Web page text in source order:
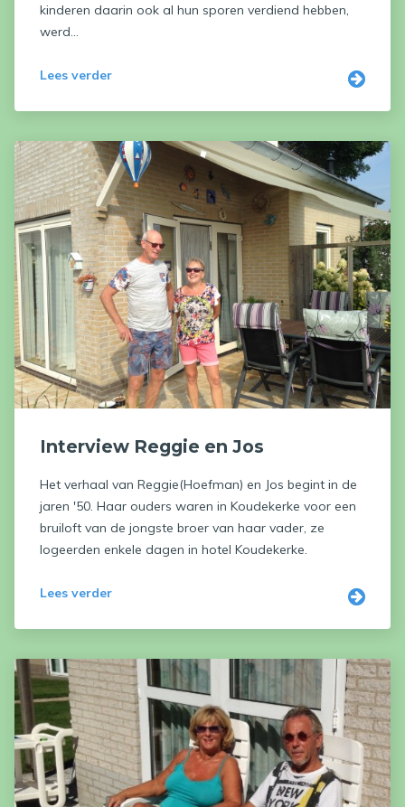
kinderen daarin ook al hun sporen verdiend hebben,
werd...
Lees verder
Interview Reggie en Jos
Het verhaal van Reggie(Hoefman) en Jos begint in de
jaren '50. Haar ouders waren in Koudekerke voor een
bruiloft van de jongste broer van haar vader, ze
logeerden enkele dagen in hotel Koudekerke.
Lees verder